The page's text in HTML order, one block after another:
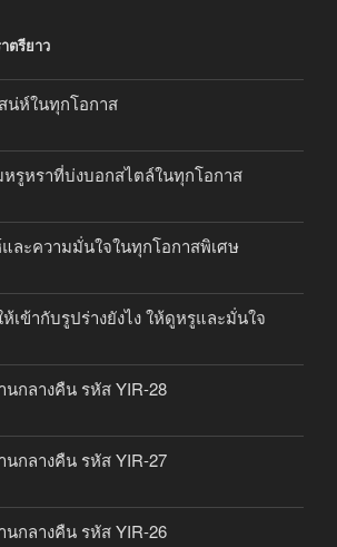
ตรียาว
น่ห์ในทุกโอกาส
รูหราที่บ่งบอกสไตล์ในทุกโอกาส
ละความมั่นใจในทุกโอกาสพิเศษ
เข้ากับรูปร่างยังไง ให้ดูหรูและมั่นใจ
นกลางคืน รหัส YIR-28
นกลางคืน รหัส YIR-27
นกลางคืน รหัส YIR-26